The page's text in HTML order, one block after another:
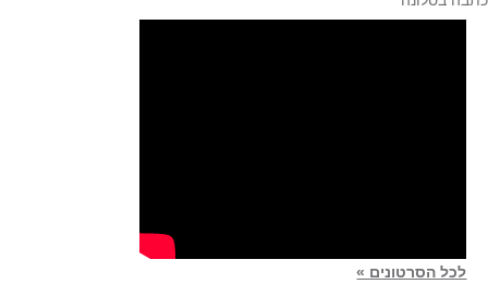
לכל הסרטונים »